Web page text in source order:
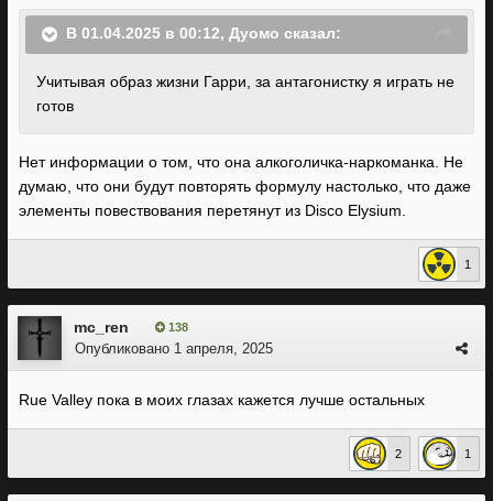
В 01.04.2025 в 00:12, Дуомо сказал:
Учитывая образ жизни Гарри, за антагонистку я играть не
готов
Нет информации о том, что она алкоголичка-наркоманка. Не
думаю, что они будут повторять формулу настолько, что даже
элементы повествования перетянут из Disco Elysium.
1
mc_ren 138
Опубликовано 1 апреля, 2025
Rue Valley пока в моих глазах кажется лучше остальных
2 1